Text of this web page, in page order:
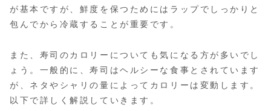
が基本ですが、鮮度を保つためにはラップでしっかりと
包んでから冷蔵することが重要です。
また、寿司のカロリーについても気になる方が多いでし
ょう。一般的に、寿司はヘルシーな食事とされています
が、ネタやシャリの量によってカロリーは変動します。
以下で詳しく解説していきます。